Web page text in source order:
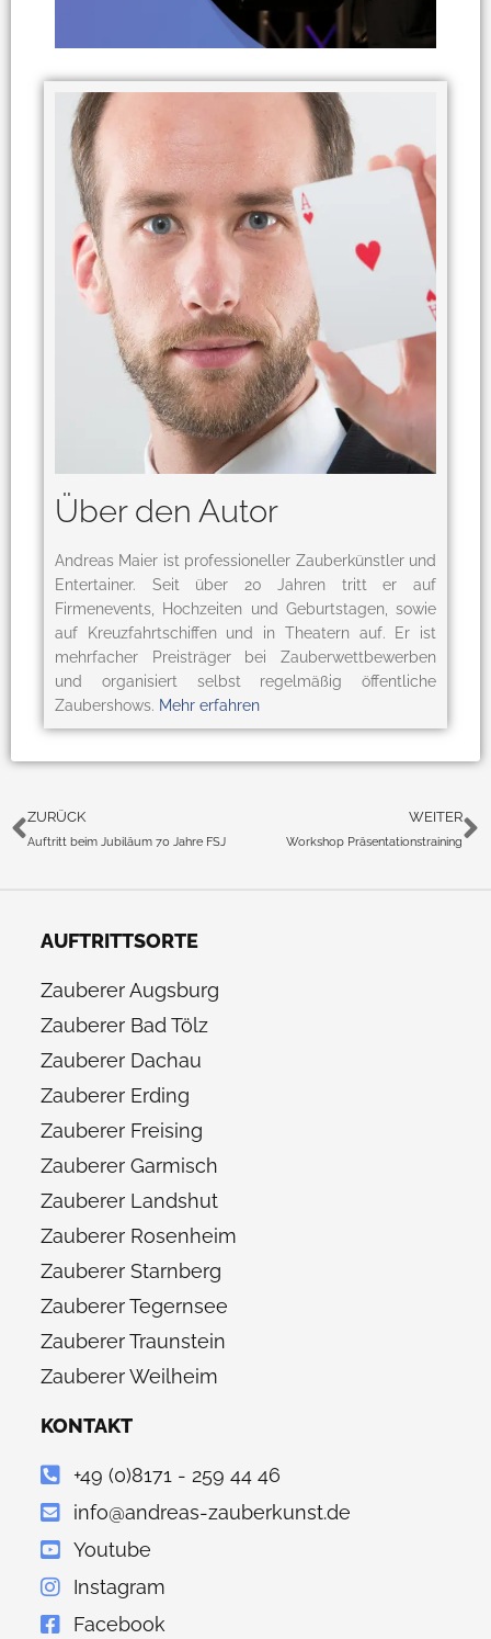
Über den Autor
Andreas Maier ist professioneller Zauberkünstler und
Entertainer. Seit über 20 Jahren tritt er auf
Firmenevents, Hochzeiten und Geburtstagen, sowie
auf Kreuzfahrtschiffen und in Theatern auf. Er ist
mehrfacher Preisträger bei Zauberwettbewerben
und organisiert selbst regelmäßig öffentliche
Zaubershows. Mehr erfahren
ZURÜCK
Auftritt beim Jubiläum 70 Jahre FSJ
WEITER
Workshop Präsentationstraining
AUFTRITTSORTE
Zauberer Augsburg
Zauberer Bad Tölz
Zauberer Dachau
Zauberer Erding
Zauberer Freising
Zauberer Garmisch
Zauberer Landshut
Zauberer Rosenheim
Zauberer Starnberg
Zauberer Tegernsee
Zauberer Traunstein
Zauberer Weilheim
KONTAKT
+49 (0)8171 - 259 44 46
info@andreas-zauberkunst.de
Youtube
Instagram
Facebook